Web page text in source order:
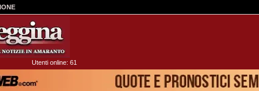
Utenti online: 61